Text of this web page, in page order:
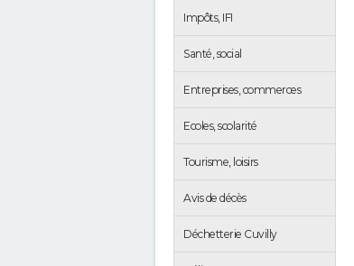
Impôts, IFI
Santé, social
Entreprises, commerces
Ecoles, scolarité
Tourisme, loisirs
Avis de décès
Déchetterie Cuvilly